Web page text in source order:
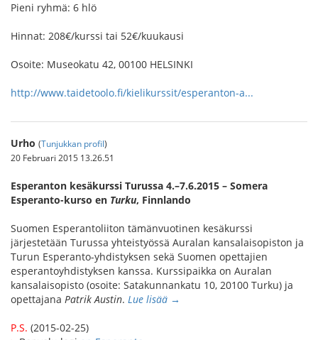
Pieni ryhmä: 6 hlö
Hinnat: 208€/kurssi tai 52€/kuukausi
Osoite: Museokatu 42, 00100 HELSINKI
http://www.taidetoolo.fi/kielikurssit/esperanton-a...
Urho (Tunjukkan profil)
20 Februari 2015 13.26.51
Esperanton kesäkurssi Turussa 4.–7.6.2015 – Somera
Esperanto-kurso en Turku, Finnlando
Suomen Esperantoliiton tämänvuotinen kesäkurssi
järjestetään Turussa yhteistyössä Auralan kansalaisopiston ja
Turun Esperanto-yhdistyksen sekä Suomen opettajien
esperantoyhdistyksen kanssa. Kurssipaikka on Auralan
kansalaisopisto (osoite: Satakunnankatu 10, 20100 Turku) ja
opettajana Patrik Austin. Lue lisää →
P.S. (2015-02-25)